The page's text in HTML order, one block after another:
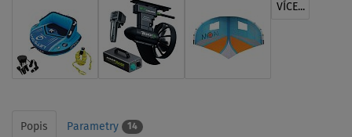
VÍCE...
Popis Parametry 14